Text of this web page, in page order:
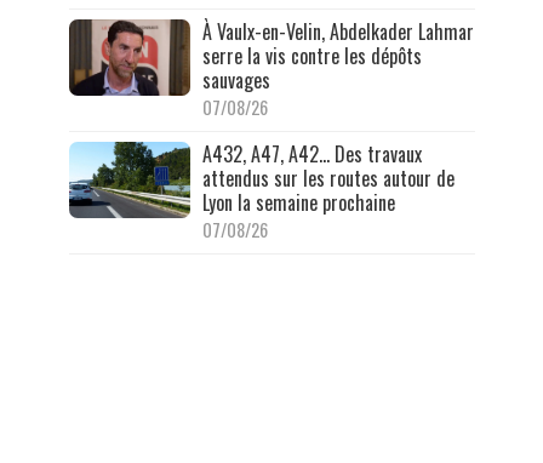
À Vaulx-en-Velin, Abdelkader Lahmar
serre la vis contre les dépôts
sauvages
07/08/26
A432, A47, A42… Des travaux
attendus sur les routes autour de
Lyon la semaine prochaine
07/08/26